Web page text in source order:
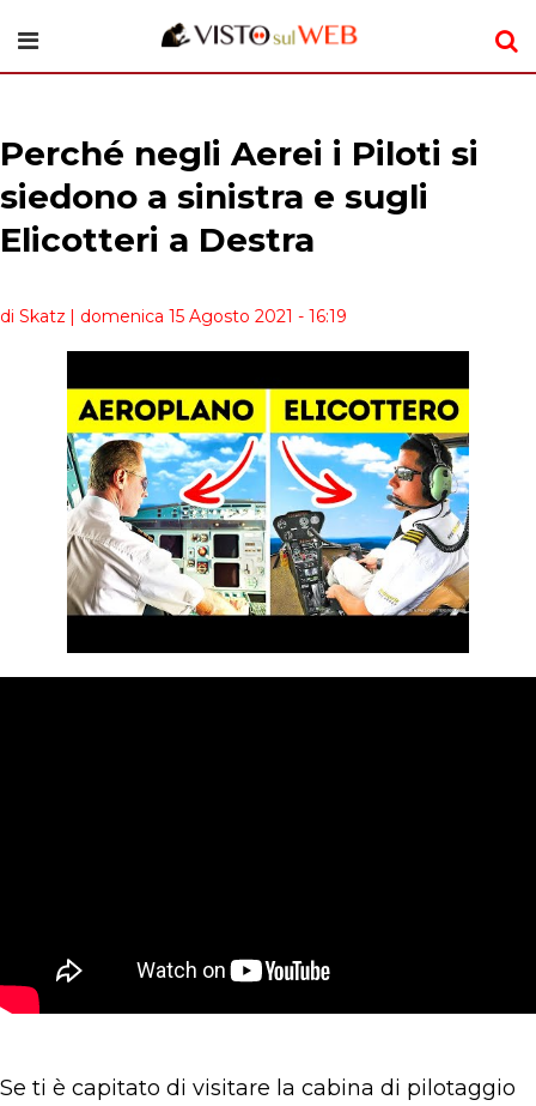
Perché negli Aerei i Piloti si
siedono a sinistra e sugli
Elicotteri a Destra
di Skatz | domenica 15 Agosto 2021 - 16:19
Se ti è capitato di visitare la cabina di pilotaggio